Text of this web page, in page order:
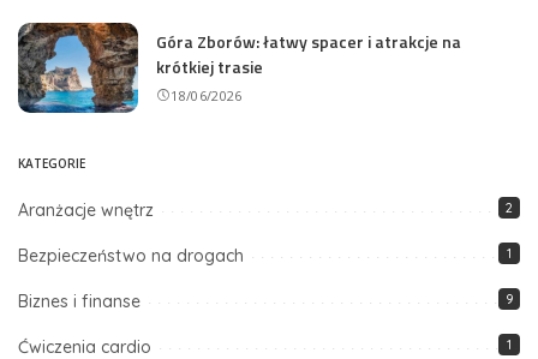
Góra Zborów: łatwy spacer i atrakcje na
krótkiej trasie
18/06/2026
KATEGORIE
Aranżacje wnętrz 2
Bezpieczeństwo na drogach 1
Biznes i finanse 9
Ćwiczenia cardio 1